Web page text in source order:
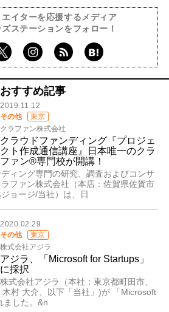
エイターを応援するメディア
ステーションをフォロー！
おすすめ記事
2019.11.12
その他
東京
クラファン株式会社
クラウドファンディング『プロジェ
クト作成通信講座』日本唯一のクラ
ファン®専門校が開講！
ィング専門の研究、調査およびコンサ
ファン株式会社（本店：佐賀県佐賀市
ョージ/当社）は、日
2020.02.29
その他
東京
株式会社アジラ
アジラ、「Microsoft for Startups」
に採択
株式会社アジラ（本社：東京都町田市、
村 大介、以下「当社」)が 「Microsoft
ました。&n